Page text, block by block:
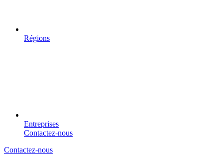
Régions
Entreprises
Contactez-nous
Contactez-nous